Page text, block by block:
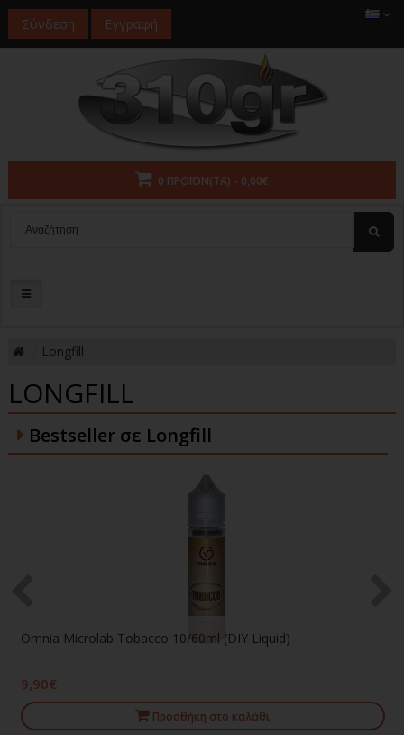
Σύνδεση Εγγραφή
0 ΠΡΟΪΌΝ(ΤΑ) - 0,00€
Longfill
LONGFILL
Bestseller σε Longfill
Omnia Microlab Tobacco 10/60ml (DIY Liquid)
9,90€
Προσθήκη στο καλάθι